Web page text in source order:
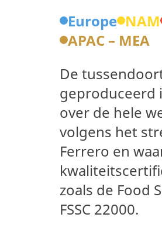
Europe NAM
APAC – MEA
De
geproduceerd
over de hele
volgens het
Ferrero en
zoals de Food
FSSC 22000.